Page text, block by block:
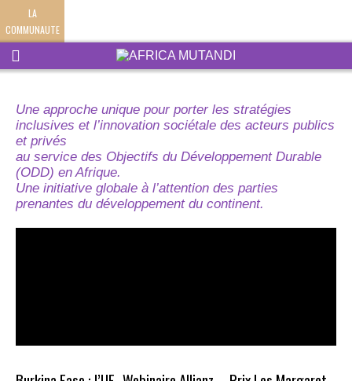
LA
COMMUNAUTE
Une approche unique pour porter les stratégies
inclusives et l’innovation sociétale des acteurs publics
et privés
au service des Objectifs du Développement Durable
(ODD) en Afrique.
Une initiative globale à l’attention des parties
prenantes du développement du continent.